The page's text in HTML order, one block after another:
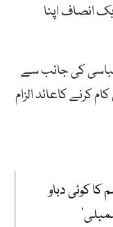
انصاف اپنا
کی جانب سے
کرنے کاعائد الزام
کوئی دباو